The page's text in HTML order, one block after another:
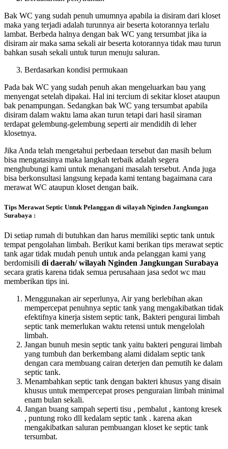
Bak WC yang sudah penuh umumnya apabila ia disiram dari kloset
maka yang terjadi adalah turunnya air beserta kotorannya terlalu
lambat. Berbeda halnya dengan bak WC yang tersumbat jika ia
disiram air maka sama sekali air beserta kotorannya tidak mau turun
bahkan susah sekali untuk turun menuju saluran.
Berdasarkan kondisi permukaan
Pada bak WC yang sudah penuh akan mengeluarkan bau yang
menyengat setelah dipakai. Hal ini tercium di sekitar kloset ataupun
bak penampungan. Sedangkan bak WC yang tersumbat apabila
disiram dalam waktu lama akan turun tetapi dari hasil siraman
terdapat gelembung-gelembung seperti air mendidih di leher
klosetnya.
Jika Anda telah mengetahui perbedaan tersebut dan masih belum
bisa mengatasinya maka langkah terbaik adalah segera
menghubungi kami untuk menangani masalah tersebut. Anda juga
bisa berkonsultasi langsung kepada kami tentang bagaimana cara
merawat WC ataupun kloset dengan baik.
Tips Merawat Septic Untuk Pelanggan di wilayah Nginden Jangkungan
Surabaya :
Di setiap rumah di butuhkan dan harus memiliki septic tank untuk
tempat pengolahan limbah. Berikut kami berikan tips merawat septic
tank agar tidak mudah penuh untuk anda pelanggan kami yang
berdomisili di daerah/ wilayah Nginden Jangkungan Surabaya
secara gratis karena tidak semua perusahaan jasa sedot wc mau
memberikan tips ini.
Menggunakan air seperlunya, Air yang berlebihan akan
mempercepat penuhnya septic tank yang mengakibatkan tidak
efektifnya kinerja sistem septic tank, Bakteri pengurai limbah
septic tank memerlukan waktu retensi untuk mengelolah
limbah.
Jangan bunuh mesin septic tank yaitu bakteri pengurai limbah
yang tumbuh dan berkembang alami didalam septic tank
dengan cara membuang cairan deterjen dan pemutih ke dalam
septic tank.
Menambahkan septic tank dengan bakteri khusus yang disain
khusus untuk mempercepat proses penguraian limbah minimal
enam bulan sekali.
Jangan buang sampah seperti tisu , pembalut , kantong kresek
, puntung roko dll kedalam septic tank . karena akan
mengakibatkan saluran pembuangan kloset ke septic tank
tersumbat.